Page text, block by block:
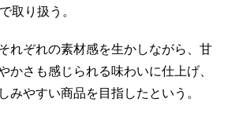
取り扱う。
れぞれの素材感を生かしながら、甘
かさも感じられる味わいに仕上げ、
みやすい商品を目指したという。